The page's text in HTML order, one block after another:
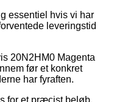
essentiel hvis vi har
leveringstid
20N2HM0 Magenta
før et konkret
har fyraften.
for et præcist beløb.